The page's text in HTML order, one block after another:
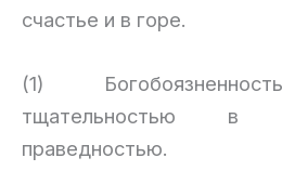
счастье и в горе.
(1)
тщательностью в
праведностью.